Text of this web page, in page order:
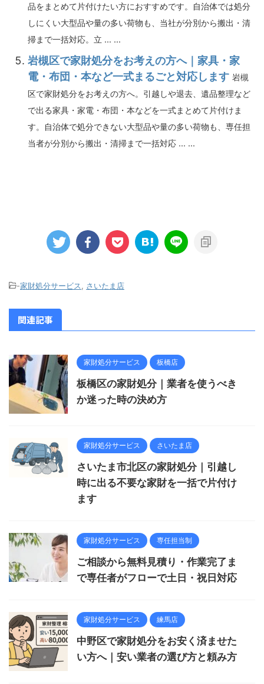
品をまとめて片付けたい方におすすめです。自治体では処分
しにくい大型品や量の多い荷物も、当社が分別から搬出・清
掃まで一括対応。立 ... ...
岩槻区で家財処分をお考えの方へ｜家具・家
電・布団・本など一式まるごと対応します 岩槻
区で家財処分をお考えの方へ。引越しや退去、遺品整理など
で出る家具・家電・布団・本などを一式まとめて片付けま
す。自治体で処分できない大型品や量の多い荷物も、専任担
当者が分別から搬出・清掃まで一括対応 ... ...
-家財処分サービス, さいたま店
関連記事
家財処分サービス 板橋店
板橋区の家財処分｜業者を使うべき
か迷った時の決め方
家財処分サービス さいたま店
さいたま市北区の家財処分｜引越し
時に出る不要な家財を一括で片付け
ます
家財処分サービス 専任担当制
ご相談から無料見積り・作業完了ま
で専任者がフローで土日・祝日対応
家財処分サービス 練馬店
中野区で家財処分をお安く済ませた
い方へ｜安い業者の選び方と頼み方